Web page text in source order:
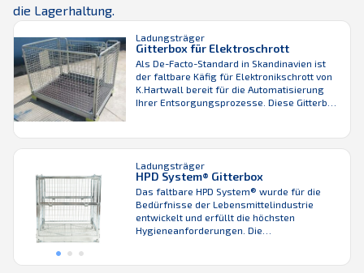
die Lagerhaltung.
Ladungsträger
Gitterbox für Elektroschrott
Als De-Facto-Standard in Skandinavien ist
der faltbare Käfig für Elektronikschrott von
K.Hartwall bereit für die Automatisierung
Ihrer Entsorgungsprozesse. Diese Gitterbox
günstig in den Gesamtbetriebskosten. Dass
Rückwärtslogistik. Wie alle Gitterboxen von
K.Hartwall ist auch der ...
Ladungsträger
HPD System® Gitterbox
Das faltbare HPD System® wurde für die
Bedürfnisse der Lebensmittelindustrie
entwickelt und erfüllt die höchsten
Hygieneanforderungen. Die